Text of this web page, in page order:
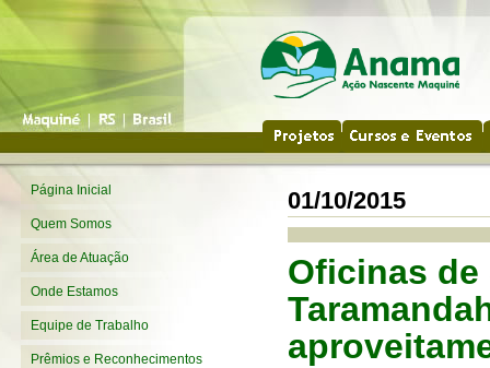
Página Inicial
Quem Somos
Área de Atuação
Onde Estamos
Equipe de Trabalho
Prêmios e Reconhecimentos
01/10/2015
Oficinas